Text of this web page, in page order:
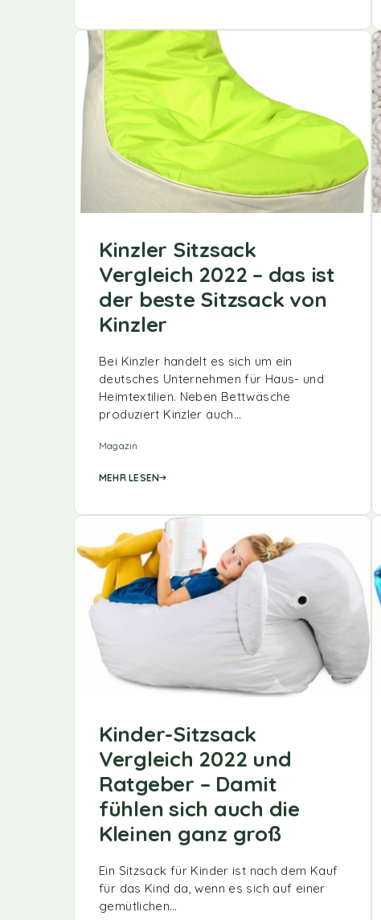
Kinzler Sitzsack
Vergleich 2022 – das ist
der beste Sitzsack von
Kinzler
Bei Kinzler handelt es sich um ein
deutsches Unternehmen für Haus- und
Heimtextilien. Neben Bettwäsche
produziert Kinzler auch…
Magazin
MEHR LESEN
Kinder-Sitzsack
Vergleich 2022 und
Ratgeber – Damit
fühlen sich auch die
Kleinen ganz groß
Ein Sitzsack für Kinder ist nach dem Kauf
für das Kind da, wenn es sich auf einer
gemütlichen…